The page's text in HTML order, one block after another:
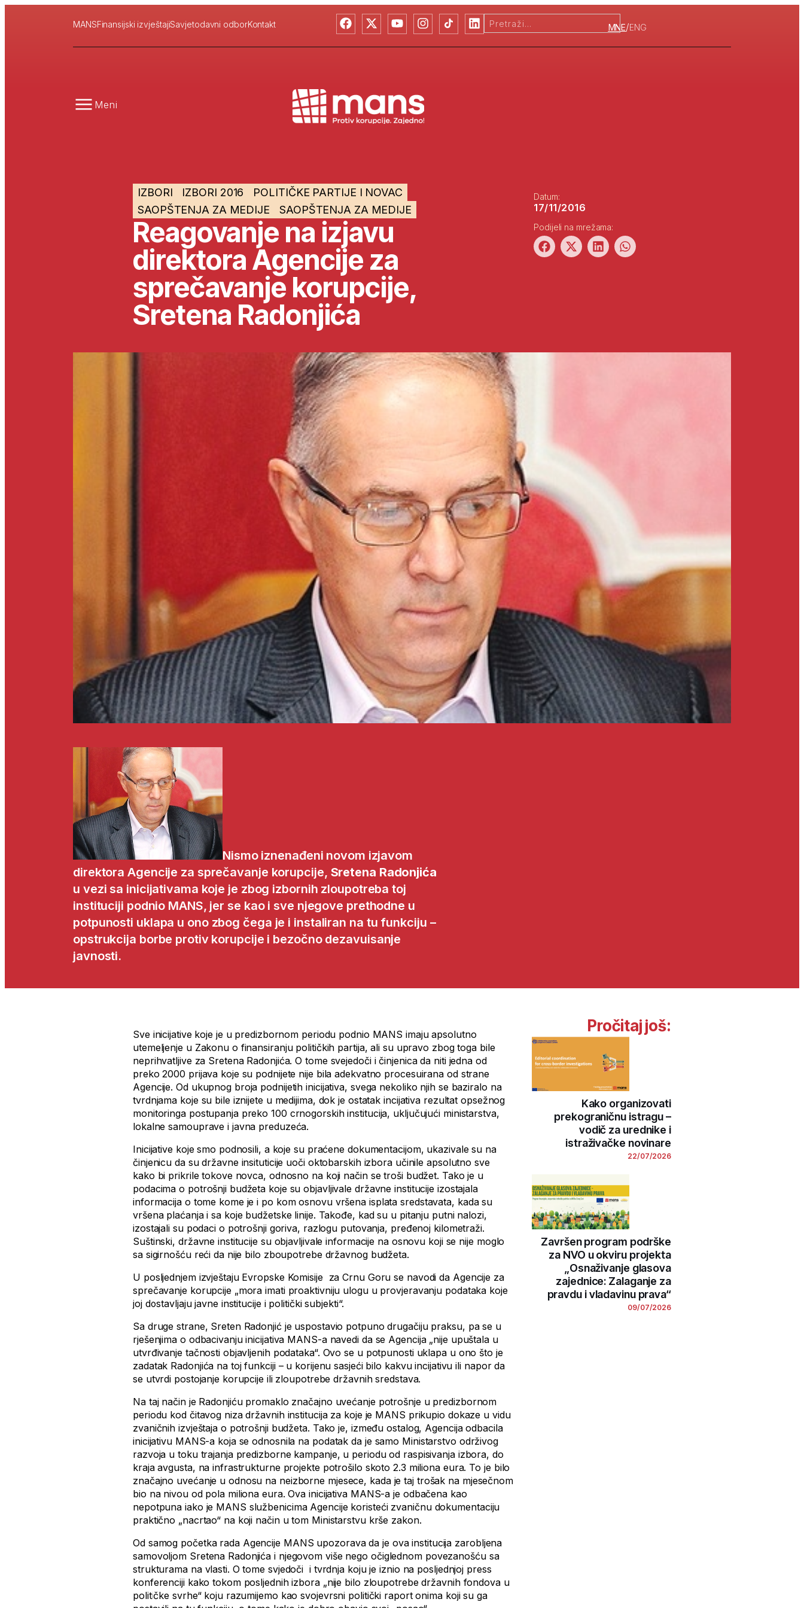
MANSFinansijski izvještajiSavjetodavni odborKontakt MNE/ENG
Meni
IZBORI IZBORI 2016
POLITIČKE PARTIJE I NOVAC
SAOPŠTENJA ZA MEDIJE
SAOPŠTENJA ZA MEDIJE
Reagovanje na izjavu
direktora Agencije za
sprečavanje korupcije,
Sretena Radonjića
Datum:
17/11/2016
Podijeli na mrežama:
Nismo iznenađeni novom izjavom
direktora Agencije za sprečavanje korupcije, Sretena Radonjića
u vezi sa inicijativama koje je zbog izbornih zloupotreba toj
instituciji podnio MANS, jer se kao i sve njegove prethodne u
potpunosti uklapa u ono zbog čega je i instaliran na tu funkciju –
opstrukcija borbe protiv korupcije i bezočno dezavuisanje
javnosti.
Sve inicijative koje je u predizbornom periodu podnio MANS imaju apsolutno
utemeljenje u Zakonu o finansiranju političkih partija, ali su upravo zbog toga bile
neprihvatljive za Sretena Radonjića. O tome svejedoči i činjenica da niti jedna od
preko 2000 prijava koje su podnijete nije bila adekvatno procesuirana od strane
Agencije. Od ukupnog broja podnijetih inicijativa, svega nekoliko njih se baziralo na
tvrdnjama koje su bile iznijete u medijima, dok je ostatak incijativa rezultat opsežnog
monitoringa postupanja preko 100 crnogorskih institucija, uključujući ministarstva,
lokalne samouprave i javna preduzeća.
Inicijative koje smo podnosili, a koje su praćene dokumentacijom, ukazivale su na
činjenicu da su državne insituticije uoči oktobarskih izbora učinile apsolutno sve
kako bi prikrile tokove novca, odnosno na koji način se troši budžet. Tako je u
podacima o potrošnji budžeta koje su objavljivale državne institucije izostajala
informacija o tome kome je i po kom osnovu vršena isplata sredstavata, kada su
vršena plaćanja i sa koje budžetske linije. Takođe, kad su u pitanju putni nalozi,
izostajali su podaci o potrošnji goriva, razlogu putovanja, pređenoj kilometraži.
Suštinski, državne institucije su objavljivale informacije na osnovu koji se nije moglo
sa sigirnošću reći da nije bilo zboupotrebe državnog budžeta.
U posljednjem izvještaju Evropske Komisije za Crnu Goru se navodi da Agencije za
sprečavanje korupcije „mora imati proaktivniju ulogu u provjeravanju podataka koje
joj dostavljaju javne institucije i politički subjekti“.
Sa druge strane, Sreten Radonjić je uspostavio potpuno drugačiju praksu, pa se u
rješenjima o odbacivanju inicijativa MANS-a navedi da se Agencija „nije upuštala u
utvrđivanje tačnosti objavljenih podataka“. Ovo se u potpunosti uklapa u ono što je
zadatak Radonjića na toj funkciji – u korijenu sasjeći bilo kakvu incijativu ili napor da
se utvrdi postojanje korupcije ili zloupotrebe državnih sredstava.
Na taj način je Radonjiću promaklo značajno uvećanje potrošnje u predizbornom
periodu kod čitavog niza državnih institucija za koje je MANS prikupio dokaze u vidu
zvaničnih izvještaja o potrošnji budžeta. Tako je, između ostalog, Agencija odbacila
inicijativu MANS-a koja se odnosnila na podatak da je samo Ministarstvo održivog
razvoja u toku trajanja predizborne kampanje, u periodu od raspisivanja izbora, do
kraja avgusta, na infrastrukturne projekte potrošilo skoto 2.3 miliona eura. To je bilo
značajno uvećanje u odnosu na neizborne mjesece, kada je taj trošak na mjesečnom
bio na nivou od pola miliona eura. Ova inicijativa MANS-a je odbačena kao
nepotpuna iako je MANS službenicima Agencije koristeći zvaničnu dokumentaciju
praktično „nacrtao“ na koji način u tom Ministarstvu krše zakon.
Od samog početka rada Agencije MANS upozorava da je ova institucija zarobljena
samovoljom Sretena Radonjića i njegovom više nego očiglednom povezanošću sa
strukturama na vlasti. O tome svjedoči i tvrdnja koju je iznio na posljednjoj press
konferenciji kako tokom posljednih izbora „nije bilo zloupotrebe državnih fondova u
političke svrhe“ koju razumijemo kao svojevrsni politički raport onima koji su ga
Pročitaj još:
Kako organizovati
prekograničnu istragu –
vodič za urednike i
istraživačke novinare
22/07/2026
Završen program podrške
za NVO u okviru projekta
„Osnaživanje glasova
zajednice: Zalaganje za
pravdu i vladavinu prava“
09/07/2026